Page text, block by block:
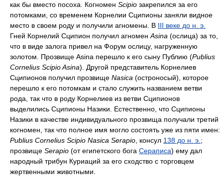
как бы вместо посоха. Когномен Scipio закрепился за его
потомками, со временем Корнелии Сципионы заняли видное
место в своем роду и получили агномены. В III веке до н. э.
Гней Корнелий Сципион получил агномен Asina (ослица) за то,
что в виде залога привел на Форум ослицу, нагруженную
золотом. Прозвище Asina перешло к его сыну Публию (Publius
Cornelius Scipio Asina). Другой представитель Корнелиев
Сципионов получил прозвище Nasica (остроносый), которое
перешло к его потомкам и стало служить названием ветви
рода, так что в роду Корнелиев из ветви Сципионов
выделились Сципионы Назики. Естественно, что Сципионы
Назики в качестве индивидуального прозвища получали третий
когномен, так что полное имя могло состоять уже из пяти имен:
Publius Cornelius Scipio Nasica Serapio , консул 138 до н. э. ;
прозвище Serapio (от египетского бога Сераписа) ему дал
народный трибун Куриаций за его сходство с торговцем
жертвенными животными.